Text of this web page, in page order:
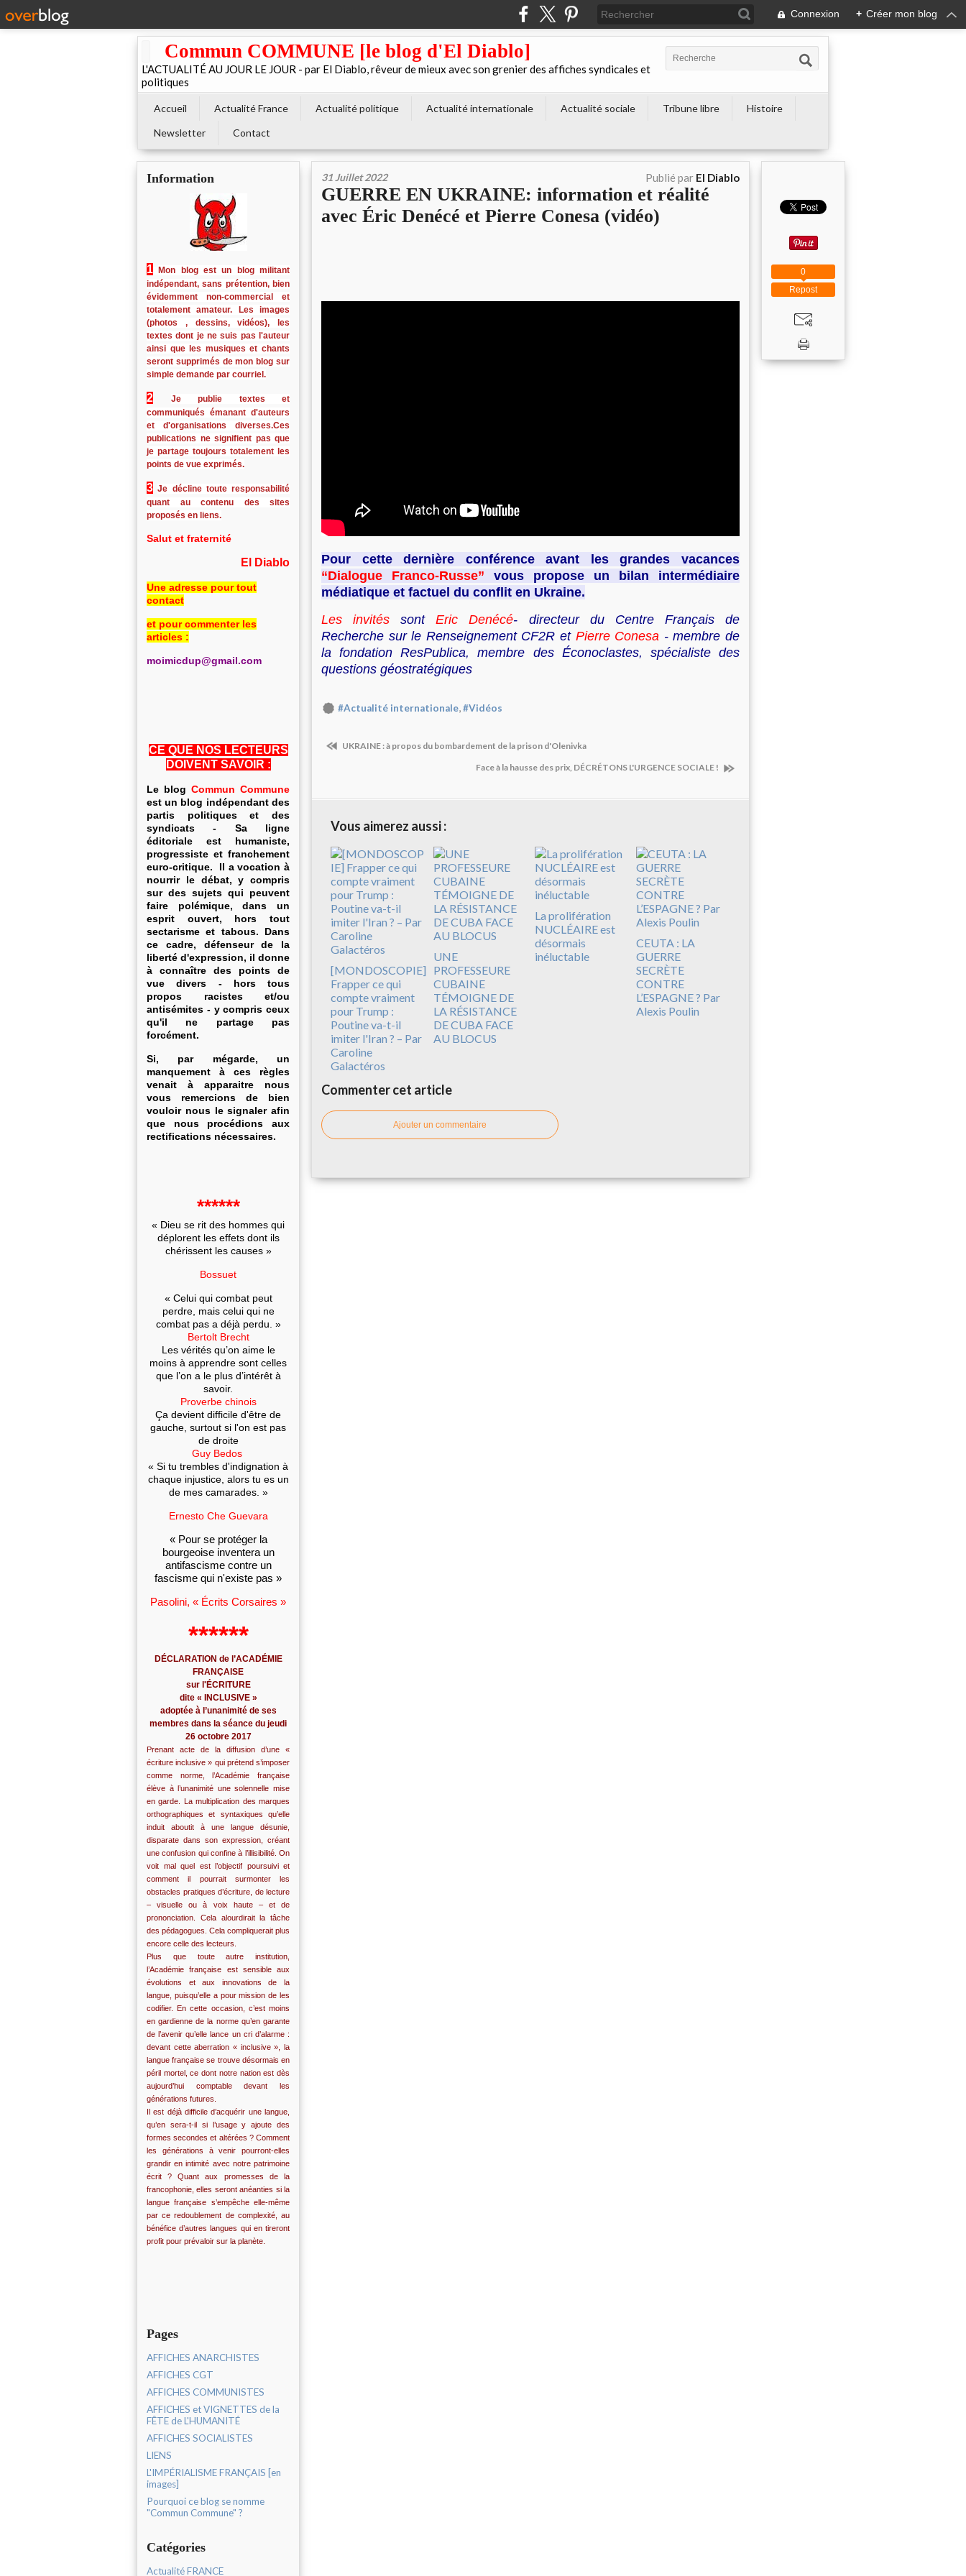
Connexion + Créer mon blog
Commun COMMUNE [le blog d'El Diablo]
L'ACTUALITÉ AU JOUR LE JOUR - par El Diablo, rêveur de mieux avec son grenier des affiches syndicales et
politiques
Accueil Actualité France Actualité politique Actualité internationale Actualité sociale Tribune libre
Histoire
Newsletter
Contact
Information
1
Mon blog est un blog militant
indépendant, sans prétention, bien
évidemment non-commercial et
totalement amateur. Les images
(photos , dessins, vidéos), les
textes dont je ne suis pas l'auteur
ainsi que les musiques et chants
seront supprimés de mon blog sur
simple demande par courriel.
2
Je publie textes et
communiqués émanant d'auteurs
et d'organisations diverses.Ces
publications ne signifient pas que
je partage toujours totalement les
points de vue exprimés.
3 Je décline toute responsabilité
quant au contenu des sites
proposés en liens.
Salut et fraternité
El Diablo
Une adresse pour tout
contact
et pour commenter les
articles :
moimicdup@gmail.com
CE QUE NOS LECTEURS
DOIVENT SAVOIR :
Le blog Commun Commune
est un blog indépendant des
partis politiques et des
syndicats - Sa ligne
éditoriale est humaniste,
progressiste et franchement
euro-critique. Il a vocation à
nourrir le débat, y compris
sur des sujets qui peuvent
faire polémique, dans un
esprit ouvert, hors tout
sectarisme et tabous. Dans
ce cadre, défenseur de la
liberté d'expression, il donne
à connaître des points de
vue divers - hors tous
propos racistes et/ou
antisémites - y compris ceux
qu'il ne partage pas
forcément.
Si, par mégarde, un
manquement à ces règles
venait à apparaitre nous
vous remercions de bien
vouloir nous le signaler afin
que nous procédions aux
rectifications nécessaires.
******
« Dieu se rit des hommes qui
déplorent les effets dont ils
chérissent les causes »
Bossuet
« Celui qui combat peut
perdre, mais celui qui ne
combat pas a déjà perdu. »
Bertolt Brecht
Les vérités qu’on aime le
moins à apprendre sont celles
que l’on a le plus d’intérêt à
savoir.
Proverbe chinois
Ça devient difficile d'être de
gauche, surtout si l'on est pas
de droite
Guy Bedos
« Si tu trembles d'indignation à
chaque injustice, alors tu es un
de mes camarades. »
Ernesto Che Guevara
« Pour se protéger la
bourgeoise inventera un
antifascisme contre un
fascisme qui n'existe pas »
Pasolini, « Écrits Corsaires »
******
DÉCLARATION de l’ACADÉMIE
FRANÇAISE
sur l'ÉCRITURE
dite « INCLUSIVE »
adoptée à l’unanimité de ses
membres dans la séance du jeudi
26 octobre 2017
Prenant acte de la diffusion d’une «
écriture inclusive » qui prétend s’imposer
comme norme, l’Académie française
élève à l’unanimité une solennelle mise
en garde. La multiplication des marques
orthographiques et syntaxiques qu’elle
induit aboutit à une langue désunie,
disparate dans son expression, créant
une confusion qui confine à l’illisibilité. On
voit mal quel est l’objectif poursuivi et
comment il pourrait surmonter les
obstacles pratiques d’écriture, de lecture
– visuelle ou à voix haute – et de
prononciation. Cela alourdirait la tâche
des pédagogues. Cela compliquerait plus
encore celle des lecteurs.
Plus que toute autre institution,
l’Académie française est sensible aux
évolutions et aux innovations de la
langue, puisqu’elle a pour mission de les
codifier. En cette occasion, c’est moins
en gardienne de la norme qu’en garante
de l’avenir qu’elle lance un cri d’alarme :
devant cette aberration « inclusive », la
langue française se trouve désormais en
péril mortel, ce dont notre nation est dès
aujourd’hui comptable devant les
générations futures.
Il est déjà difficile d’acquérir une langue,
qu’en sera-t-il si l’usage y ajoute des
formes secondes et altérées ? Comment
les générations à venir pourront-elles
grandir en intimité avec notre patrimoine
écrit ? Quant aux promesses de la
francophonie, elles seront anéanties si la
langue française s’empêche elle-même
par ce redoublement de complexité, au
bénéfice d’autres langues qui en tireront
profit pour prévaloir sur la planète.
Pages
AFFICHES ANARCHISTES
AFFICHES CGT
AFFICHES COMMUNISTES
AFFICHES et VIGNETTES de la
FÊTE de L'HUMANITÉ
AFFICHES SOCIALISTES
LIENS
L'IMPÉRIALISME FRANÇAIS [en
images]
Pourquoi ce blog se nomme
"Commun Commune" ?
Catégories
Actualité FRANCE
31 Juillet 2022 Publié par El Diablo
GUERRE EN UKRAINE: information et réalité
avec Éric Denécé et Pierre Conesa (vidéo)
Pour cette dernière conférence avant les grandes vacances
“Dialogue Franco-Russe” vous propose un bilan intermédiaire
médiatique et factuel du conflit en Ukraine.
Les invités sontEric Denécé- directeur du Centre Français de
Recherche sur le Renseignement CF2R et Pierre Conesa - membre de
la fondation ResPublica, membre des Éconoclastes, spécialiste des
questions géostratégiques
#Actualité internationale,#Vidéos
UKRAINE : à propos du bombardement de la prison d'Olenivka
Face à la hausse des prix, DÉCRÉTONS L'URGENCE SOCIALE !
Vous aimerez aussi :
[MONDOSCOPIE]
Frapper ce qui
compte vraiment
pour Trump :
Poutine va-t-il
imiter l'Iran ? – Par
Caroline
Galactéros
UNE
PROFESSEURE
CUBAINE
TÉMOIGNE DE
LA RÉSISTANCE
DE CUBA FACE
AU BLOCUS
La prolifération
NUCLÉAIRE est
désormais
inéluctable
CEUTA : LA
GUERRE
SECRÈTE
CONTRE
L’ESPAGNE ? Par
Alexis Poulin
Commenter cet article
Ajouter un commentaire
Repost
0